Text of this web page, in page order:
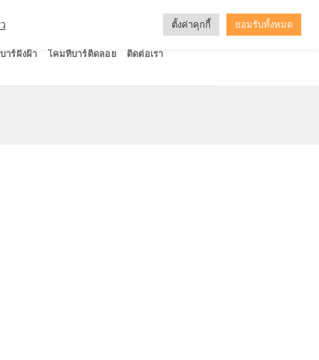
าร์ฝังฝ้า โคมทีบาร์ติดลอย ติดต่อเรา
ตั้งค่าคุกกี้ ยอมรับทั้งหมด